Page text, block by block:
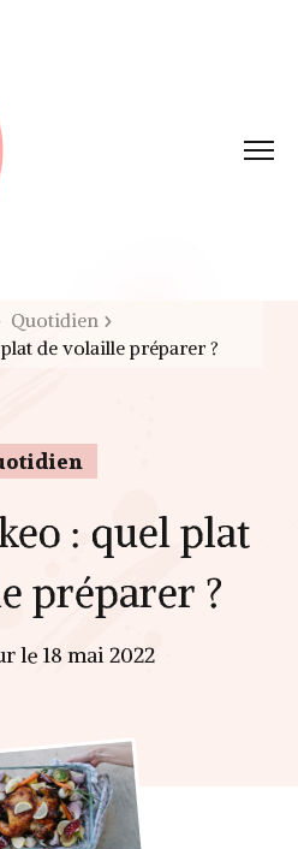
Quotidien
de volaille préparer ?
: quel plat
préparer ?
le 18 mai 2022